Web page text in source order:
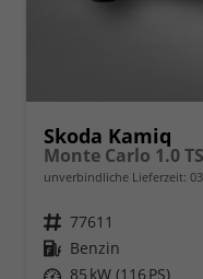
Skoda Kamiq
Monte Carlo 1.0
unverbindliche Lieferzeit:
Fahrzeugnr. 77611
Kraftstoff Benzin
Leistung 85 kW (116 PS)